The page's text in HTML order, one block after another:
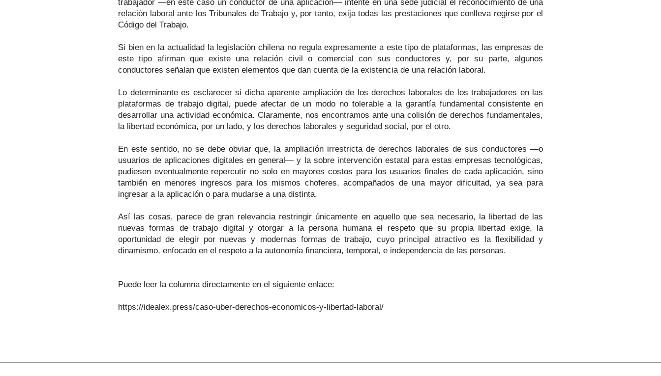
trabajador —en este caso un conductor de una aplicación— intente en una sede judicial el reconocimiento de una
relación laboral ante los Tribunales de Trabajo y, por tanto, exija todas las prestaciones que conlleva regirse por el
Código del Trabajo.
Si bien en la actualidad la legislación chilena no regula expresamente a este tipo de plataformas, las empresas de
este tipo afirman que existe una relación civil o comercial con sus conductores y, por su parte, algunos
conductores señalan que existen elementos que dan cuenta de la existencia de una relación laboral.
Lo determinante es esclarecer si dicha aparente ampliación de los derechos laborales de los trabajadores en las
plataformas de trabajo digital, puede afectar de un modo no tolerable a la garantía fundamental consistente en
desarrollar una actividad económica. Claramente, nos encontramos ante una colisión de derechos fundamentales,
la libertad económica, por un lado, y los derechos laborales y seguridad social, por el otro.
En este sentido, no se debe obviar que, la ampliación irrestricta de derechos laborales de sus conductores —o
usuarios de aplicaciones digitales en general— y la sobre intervención estatal para estas empresas tecnológicas,
pudiesen eventualmente repercutir no solo en mayores costos para los usuarios finales de cada aplicación, sino
también en menores ingresos para los mismos choferes, acompañados de una mayor dificultad, ya sea para
ingresar a la aplicación o para mudarse a una distinta.
Así las cosas, parece de gran relevancia restringir únicamente en aquello que sea necesario, la libertad de las
nuevas formas de trabajo digital y otorgar a la persona humana el respeto que su propia libertad exige, la
oportunidad de elegir por nuevas y modernas formas de trabajo, cuyo principal atractivo es la flexibilidad y
dinamismo, enfocado en el respeto a la autonomía financiera, temporal, e independencia de las personas.
Puede leer la columna directamente en el siguiente enlace:
https://idealex.press/caso-uber-derechos-economicos-y-libertad-laboral/